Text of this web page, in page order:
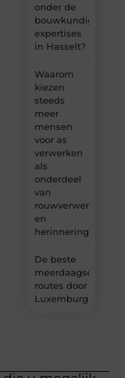
onder de
bouwkundige
expertises
in Hasselt?
Waarom
kiezen
steeds
meer
mensen
voor as
verwerken
als
onderdeel
van
rouwverwerking
en
herinnering?
De beste
meerdaagse
routes door
Luxemburg